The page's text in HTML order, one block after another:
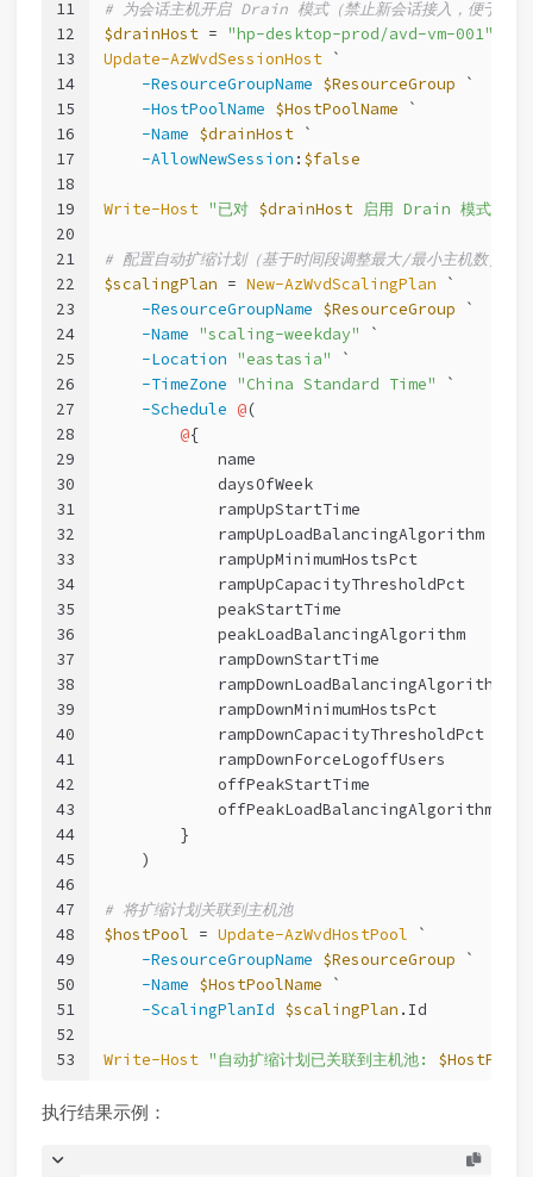
11
12
13
14
15
16
17
18
19
20
21
22
23
24
25
26
27
28
29
30
31
32
33
34
35
36
37
38
39
40
41
42
43
44
45
46
47
48
49
50
51
52
53
# 为会话主机开启 Drain 模式（禁止新会话接入，便于维护
$drainHost = "hp-desktop-prod/avd-vm-001"
Update-AzWvdSessionHost `
-ResourceGroupName $ResourceGroup `
-HostPoolName $HostPoolName `
-Name $drainHost `
-AllowNewSession : $false
Write-Host "已对 $drainHost 启用 Drain 模式"
# 配置自动扩缩计划（基于时间段调整最大/最小主机数）
$scalingPlan = New-AzWvdScalingPlan `
-ResourceGroupName $ResourceGroup `
-Name "scaling-weekday" `
-Location "eastasia" `
-TimeZone "China Standard Time" `
-Schedule @(
@{
            name                         =
            daysOfWeek                   =
            rampUpStartTime              =
            rampUpLoadBalancingAlgorithm =
            rampUpMinimumHostsPct        =
            rampUpCapacityThresholdPct   =
            peakStartTime                =
            peakLoadBalancingAlgorithm   =
            rampDownStartTime            =
            rampDownLoadBalancingAlgorithm =
            rampDownMinimumHostsPct      =
            rampDownCapacityThresholdPct =
            rampDownForceLogoffUsers     =
            offPeakStartTime             =
            offPeakLoadBalancingAlgorithm =
        }
    )
# 将扩缩计划关联到主机池
$hostPool = Update-AzWvdHostPool `
-ResourceGroupName $ResourceGroup `
-Name $HostPoolName `
-ScalingPlanId $scalingPlan .Id
Write-Host "自动扩缩计划已关联到主机池:
执行结果示例：